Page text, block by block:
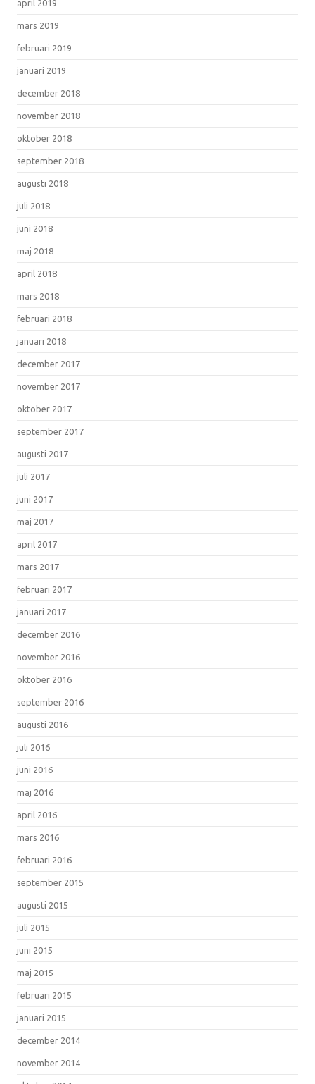
april 2019
mars 2019
februari 2019
januari 2019
december 2018
november 2018
oktober 2018
september 2018
augusti 2018
juli 2018
juni 2018
maj 2018
april 2018
mars 2018
februari 2018
januari 2018
december 2017
november 2017
oktober 2017
september 2017
augusti 2017
juli 2017
juni 2017
maj 2017
april 2017
mars 2017
februari 2017
januari 2017
december 2016
november 2016
oktober 2016
september 2016
augusti 2016
juli 2016
juni 2016
maj 2016
april 2016
mars 2016
februari 2016
september 2015
augusti 2015
juli 2015
juni 2015
maj 2015
februari 2015
januari 2015
december 2014
november 2014